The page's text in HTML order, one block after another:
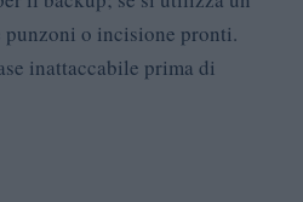
punzoni o incisione pronti.
inattaccabile prima di